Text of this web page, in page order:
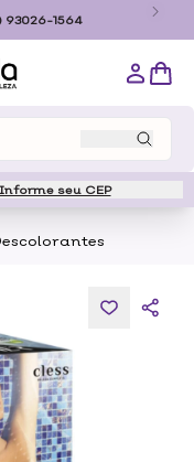
93026-1564
Informe seu CEP